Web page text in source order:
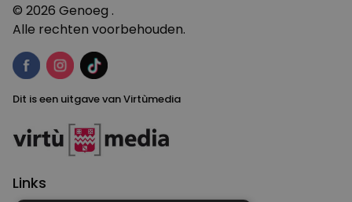
© 2026 Genoeg .
Alle rechten voorbehouden.
Dit is een uitgave van Virtùmedia
Links